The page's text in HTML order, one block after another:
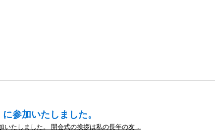
参加いたしました。
たしました。 開会式の挨拶は私の長年の友 ...